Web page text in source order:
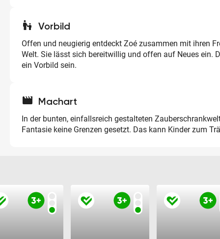
escalator_warning Vorbild
Offen und neugierig entdeckt Zoé zusammen mit ihren
Welt. Sie lässt sich bereitwillig und offen auf Neues ein.
ein Vorbild sein.
movie Machart
In der bunten, einfallsreich gestalteten
Fantasie keine Grenzen gesetzt. Das kann Kinder zum